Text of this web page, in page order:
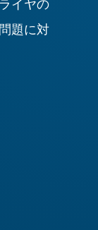
イヤの
題に対